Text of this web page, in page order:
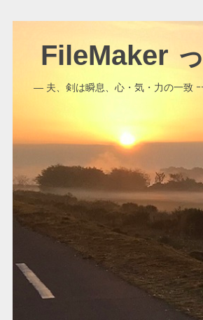
FileMaker
― 夫、剣は瞬息、心・気・力の一致